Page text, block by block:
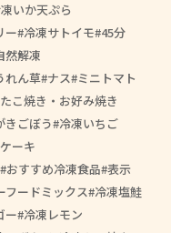
いか天ぷら
ー 冷凍サトイモ 45分
然解凍
れん草 ナス ミニトマト
たこ焼き・お好み焼き
きごぼう 冷凍いちご
ーキ
おすすめ冷凍食品 表示
フードミックス 冷凍塩鮭
ー 冷凍レモン